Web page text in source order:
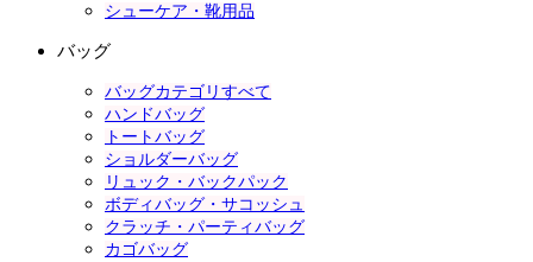
シューケア・靴用品
バッグ
バッグカテゴリすべて
ハンドバッグ
トートバッグ
ショルダーバッグ
リュック・バックパック
ボディバッグ・サコッシュ
クラッチ・パーティバッグ
カゴバッグ